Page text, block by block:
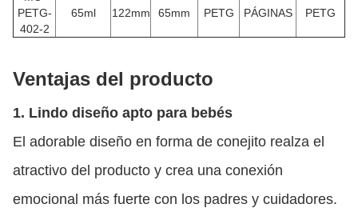
PETG-
402-2
65ml 122mm 65mm PETG PÁGINAS PETG
Ventajas del producto
1. Lindo diseño apto para bebés
El adorable diseño en forma de conejito realza el
atractivo del producto y crea una conexión
emocional más fuerte con los padres y cuidadores.